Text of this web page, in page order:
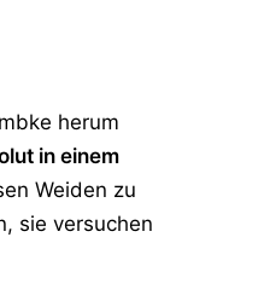
herum
in einem
Weiden zu
sie versuchen